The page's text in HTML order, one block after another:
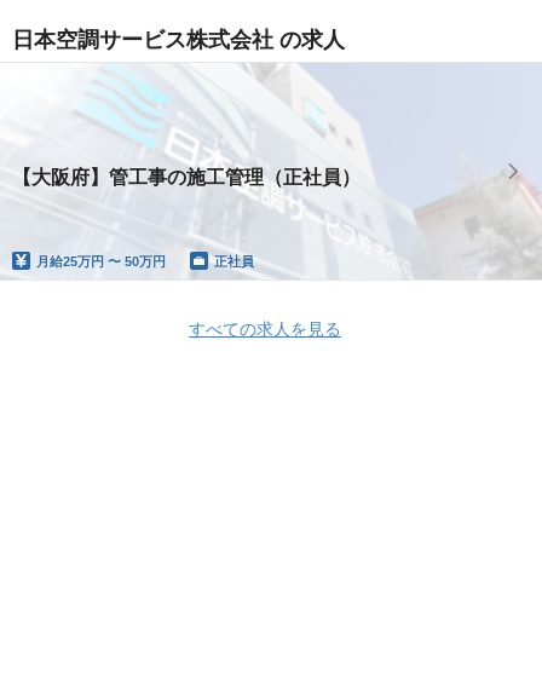
日本空調サービス株式会社 の求人
【大阪府】管工事の施工管理（正社員）
月給25万円 〜 50万円 正社員
すべての求人を見る